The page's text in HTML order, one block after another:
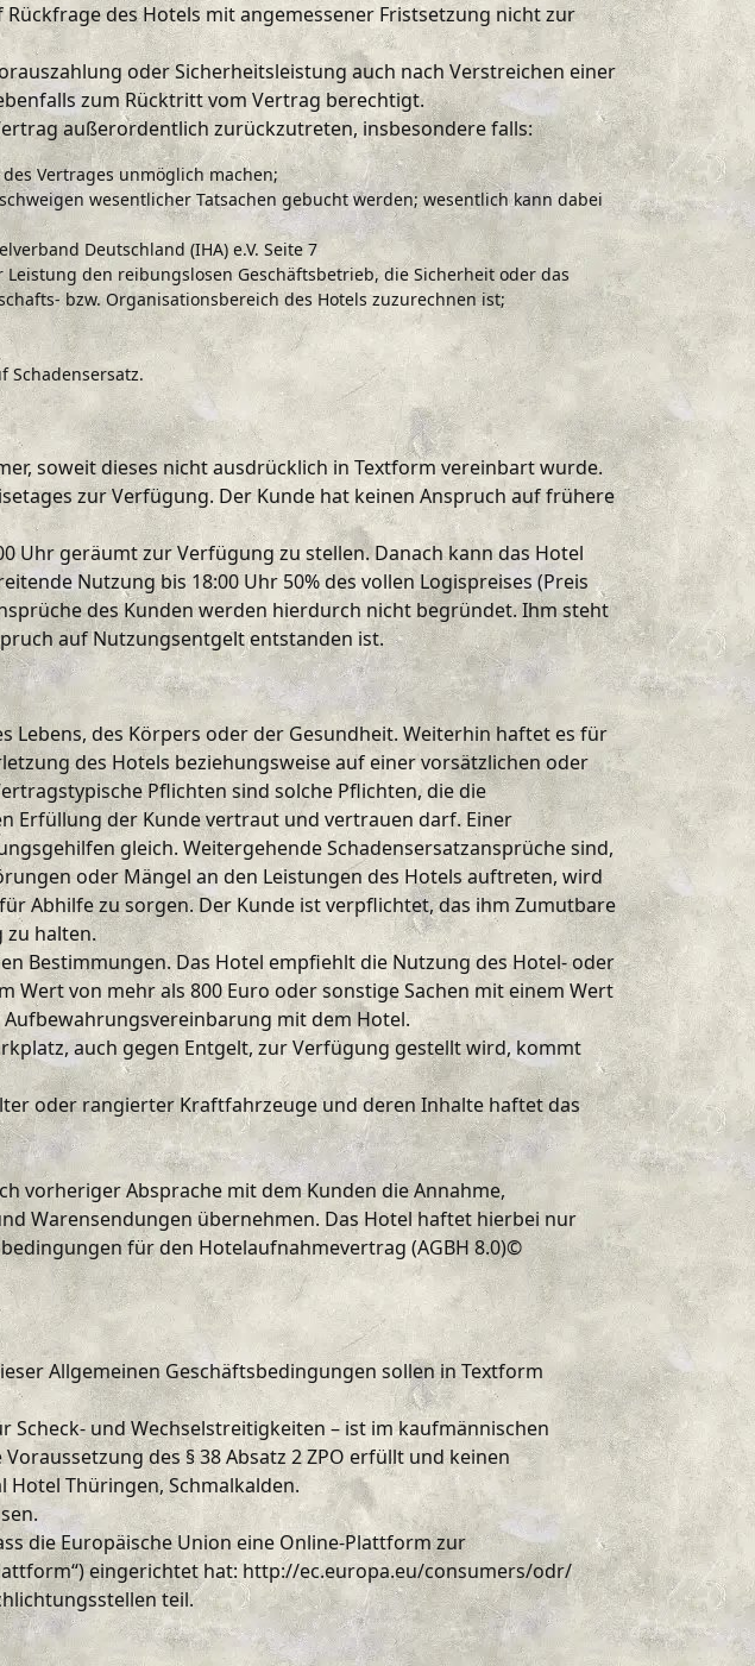
des Hotels mit angemessener Fristsetzung nicht zur
oder Sicherheitsleistung auch nach Verstreichen einer
zum Rücktritt vom Vertrag berechtigt.
außerordentlich zurückzutreten, insbesondere falls:
Vertrages unmöglich machen;
wesentlicher Tatsachen gebucht werden; wesentlich kann dabei
Deutschland (IHA) e.V. Seite 7
den reibungslosen Geschäftsbetrieb, die Sicherheit oder das
bzw. Organisationsbereich des Hotels zuzurechnen ist;
Schadensersatz.
soweit dieses nicht ausdrücklich in Textform vereinbart wurde.
zur Verfügung. Der Kunde hat keinen Anspruch auf frühere
Uhr geräumt zur Verfügung zu stellen. Danach kann das Hotel
Nutzung bis 18:00 Uhr 50% des vollen Logispreises (Preis
des Kunden werden hierdurch nicht begründet. Ihm steht
auf Nutzungsentgelt entstanden ist.
Lebens, des Körpers oder der Gesundheit. Weiterhin haftet es für
des Hotels beziehungsweise auf einer vorsätzlichen oder
Pflichten sind solche Pflichten, die die
Erfüllung der Kunde vertraut und vertrauen darf. Einer
gleich. Weitergehende Schadensersatzansprüche sind,
oder Mängel an den Leistungen des Hotels auftreten, wird
Abhilfe zu sorgen. Der Kunde ist verpflichtet, das ihm Zumutbare
zu halten.
Bestimmungen. Das Hotel empfiehlt die Nutzung des Hotel- oder
von mehr als 800 Euro oder sonstige Sachen mit einem Wert
mit dem Hotel.
auch gegen Entgelt, zur Verfügung gestellt wird, kommt
oder rangierter Kraftfahrzeuge und deren Inhalte haftet das
vorheriger Absprache mit dem Kunden die Annahme,
Warensendungen übernehmen. Das Hotel haftet hierbei nur
für den Hotelaufnahmevertrag (AGBH 8.0)©
Allgemeinen Geschäftsbedingungen sollen in Textform
und Wechselstreitigkeiten – ist im kaufmännischen
des § 38 Absatz 2 ZPO erfüllt und keinen
Thüringen, Schmalkalden.
die Europäische Union eine Online-Plattform zur
eingerichtet hat: http://ec.europa.eu/consumers/odr/
teil.